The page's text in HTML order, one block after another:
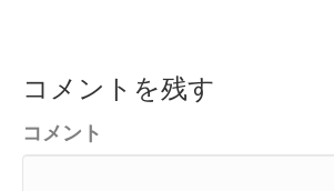
コメントを残す
コメント